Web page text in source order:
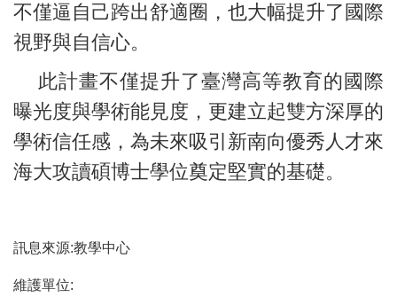
不僅逼自己跨出舒適圈，也大幅提升了國際
視野與自信心。
此計畫不僅提升了臺灣高等教育的國際
曝光度與學術能見度，更建立起雙方深厚的
學術信任感，為未來吸引新南向優秀人才來
海大攻讀碩博士學位奠定堅實的基礎。
訊息來源:教學中心
維護單位: